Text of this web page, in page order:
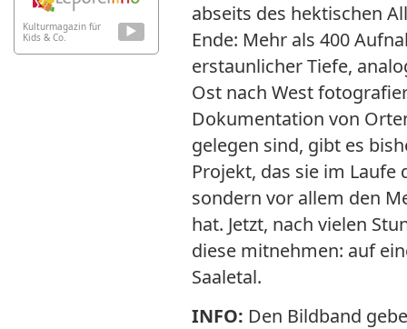
Kulturmagazin für
Kids & Co.
abseits des hektischen
Ende: Mehr als 400
erstaunlicher Tiefe,
Ost nach West
Dokumentation von
gelegen sind, gibt es
Projekt, das sie im
sondern vor allem den
hat. Jetzt, nach vielen
diese mitnehmen: auf
Saaletal.
INFO: Den Bildband